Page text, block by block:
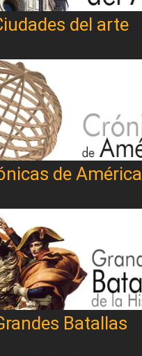
del arte
de América
Batallas